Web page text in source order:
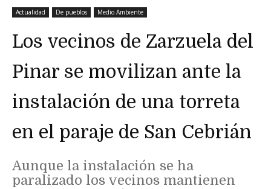
Actualidad De pueblos Medio Ambiente
Los vecinos de Zarzuela del
Pinar se movilizan ante la
instalación de una torreta
en el paraje de San Cebrián
Aunque la instalación se ha
paralizado los vecinos mantienen